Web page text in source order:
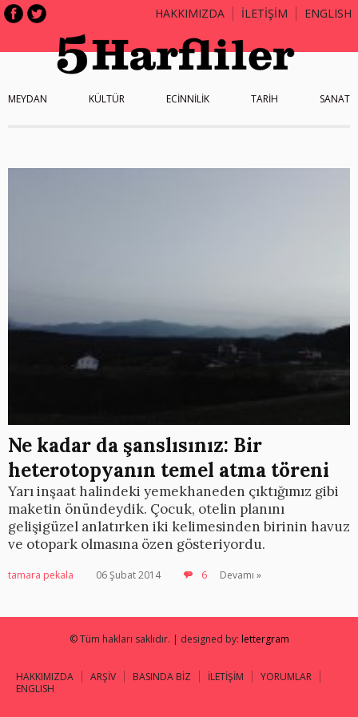
HAKKIMIZDA İLETİŞİM ENGLISH
MEYDAN KÜLTÜR ECİNNİLİK TARİH SANAT
Ne kadar da şanslısınız: Bir
heterotopyanın temel atma töreni
Yarı inşaat halindeki yemekhaneden çıktığımız gibi
maketin önündeydik. Çocuk, otelin planını
gelişigüzel anlatırken iki kelimesinden birinin havuz
ve otopark olmasına özen gösteriyordu.
tamara pekala 06 Şubat 2014 6 Devamı »
© Tüm hakları saklıdır. | designed by: lettergram
HAKKIMIZDA ARŞİV BASINDA BİZ İLETİŞİM
YORUMLAR
ENGLISH